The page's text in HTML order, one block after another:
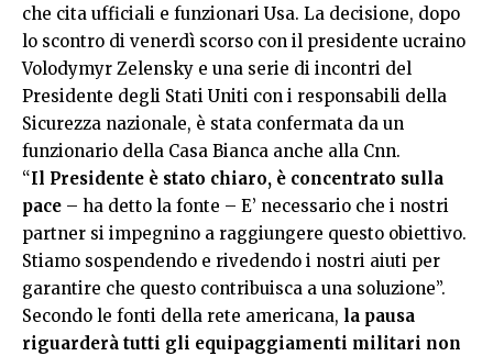
che cita ufficiali e funzionari Usa. La decisione, dopo
lo scontro di venerdì scorso con il presidente ucraino
Volodymyr Zelensky e una serie di incontri del
Presidente degli Stati Uniti con i responsabili della
Sicurezza nazionale, è stata confermata da un
funzionario della Casa Bianca anche alla Cnn.
“Il Presidente è stato chiaro, è concentrato sulla
pace – ha detto la fonte – E’ necessario che i nostri
partner si impegnino a raggiungere questo obiettivo.
Stiamo sospendendo e rivedendo i nostri aiuti per
garantire che questo contribuisca a una soluzione”.
Secondo le fonti della rete americana, la pausa
riguarderà tutti gli equipaggiamenti militari non